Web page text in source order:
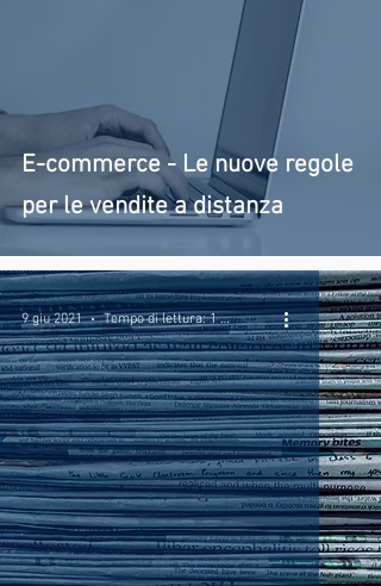
E-commerce - Le nuove regole
per le vendite a distanza
9 giu 2021 Tempo di lettura: 1 min